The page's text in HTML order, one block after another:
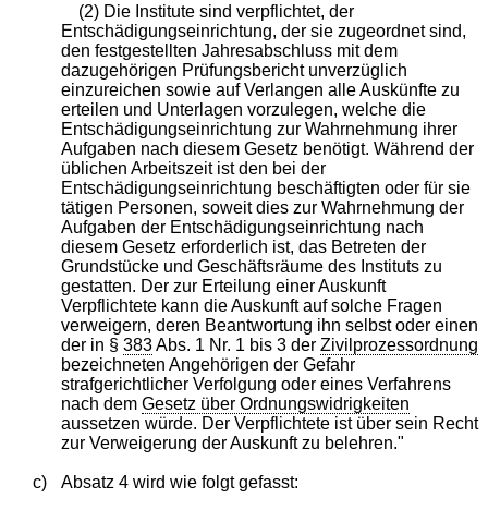
(2) Die Institute sind verpflichtet, der
Entschädigungseinrichtung, der sie zugeordnet sind,
den festgestellten Jahresabschluss mit dem
dazugehörigen Prüfungsbericht unverzüglich
einzureichen sowie auf Verlangen alle Auskünfte zu
erteilen und Unterlagen vorzulegen, welche die
Entschädigungseinrichtung zur Wahrnehmung ihrer
Aufgaben nach diesem Gesetz benötigt. Während der
üblichen Arbeitszeit ist den bei der
Entschädigungseinrichtung beschäftigten oder für sie
tätigen Personen, soweit dies zur Wahrnehmung der
Aufgaben der Entschädigungseinrichtung nach
diesem Gesetz erforderlich ist, das Betreten der
Grundstücke und Geschäftsräume des Instituts zu
gestatten. Der zur Erteilung einer Auskunft
Verpflichtete kann die Auskunft auf solche Fragen
verweigern, deren Beantwortung ihn selbst oder einen
der in § 383Abs. 1 Nr. 1 bis 3 der Zivilprozessordnung
bezeichneten Angehörigen der Gefahr
strafgerichtlicher Verfolgung oder eines Verfahrens
nach dem Gesetz über Ordnungswidrigkeiten
aussetzen würde. Der Verpflichtete ist über sein Recht
zur Verweigerung der Auskunft zu belehren."
c) Absatz 4 wird wie folgt gefasst: